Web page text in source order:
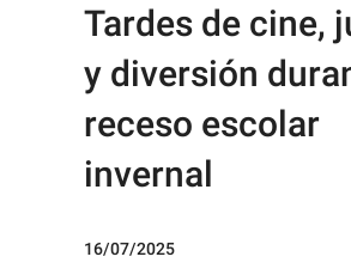
Tardes de cine,
y diversión
receso escolar
invernal
16/07/2025